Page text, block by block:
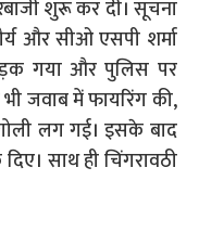
शुरू कर दी। सूचना
और सीओ एसपी शर्मा
गया और पुलिस पर
जवाब में फायरिंग की,
लग गई। इसके बाद
साथ ही चिंगरावठी